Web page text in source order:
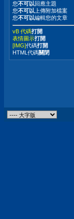
您不可以 回應主題
您不可以 上傳附加檔案
您不可以編輯您的文章
vB 代碼打開
表情圖示打開
[IMG]代碼打開
HTML代碼關閉